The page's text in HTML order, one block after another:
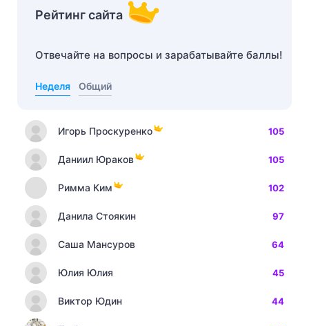
Рейтинг сайта
Отвечайте на вопросы и зарабатывайте баллы!
Неделя Общий
Игорь Проскуренко 105
Даниил Юраков 105
Римма Ким 102
Данила Стоякин 97
Саша Мансуров 64
Юлия Юлия 45
Виктор Юдин 44